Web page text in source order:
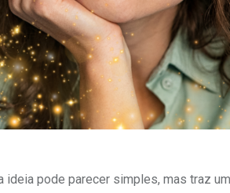
ideia pode parecer simples, mas traz